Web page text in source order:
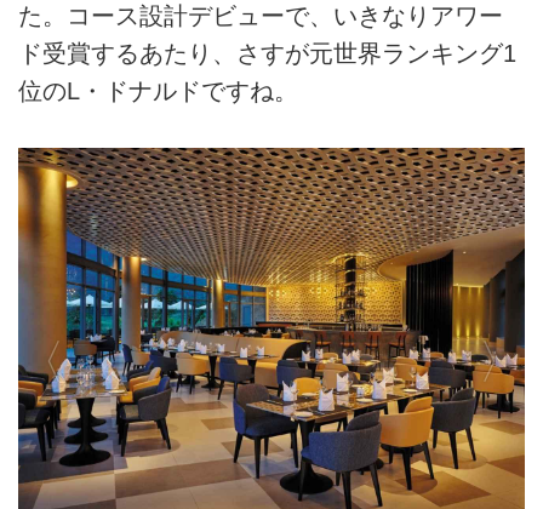
た。コース設計デビューで、いきなりアワー
ド受賞するあたり、さすが元世界ランキング1
位のL・ドナルドですね。